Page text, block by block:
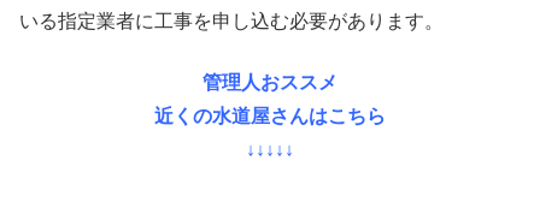
いる指定業者に工事を申し込む必要があります。
管理人おススメ
近くの水道屋さんはこちら
↓↓↓↓↓